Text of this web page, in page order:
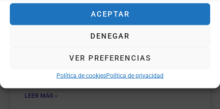
ACEPTAR
DENEGAR
VER PREFERENCIAS
Política de cookiesPolítica de privacidad
Foro de buenas prácticas
10 de mayo, de 9h a 18.30h – Fac. de Trabajo Social de
social con hombres des un enfoque transformador de
LEER MÁS »